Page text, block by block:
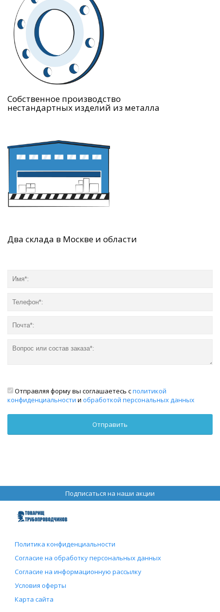
Собственное производство
нестандартных изделий из металла
Два склада в Москве и области
Отправляя форму вы соглашаетесь сполитикой
конфиденциальности и обработкой персональных данных
Подписаться на наши акции
Политика конфиденциальности
Согласие на обработку персональных данных
Согласие на информационную рассылку
Условия оферты
Карта сайта